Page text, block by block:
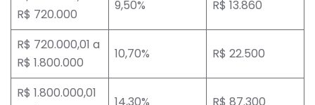
R$ 720.000
9,50% R$ 13.860
R$ 720.000,01 a
R$ 1.800.000
10,70% R$ 22.500
R$ 1.800.000,01
14,30% R$ 87.300